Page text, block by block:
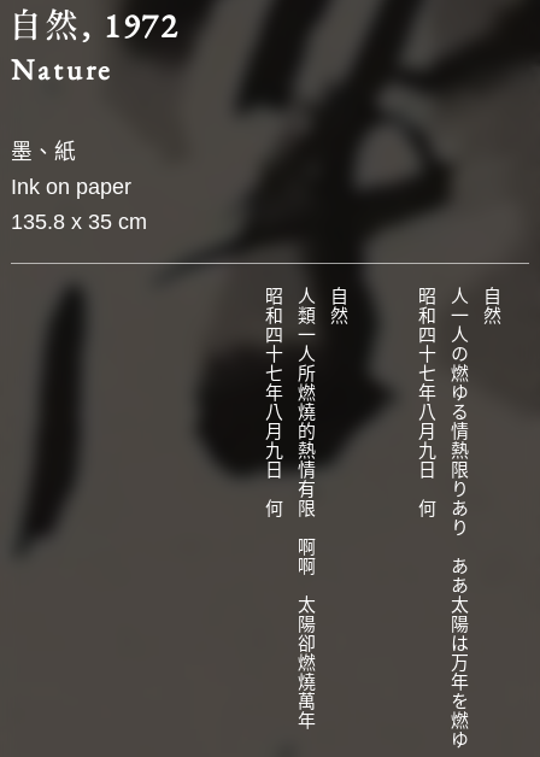
自然
人一人の燃ゆる情熱限りあり ああ太陽は万年を燃ゆ
昭和四十七年八月九日 何
自然
人類一人所燃燒的熱情有限 啊啊 太陽卻燃燒萬年
昭和四十七年八月九日 何
自然, 1972
Nature
墨、紙
Ink on paper
135.8 x 35 cm